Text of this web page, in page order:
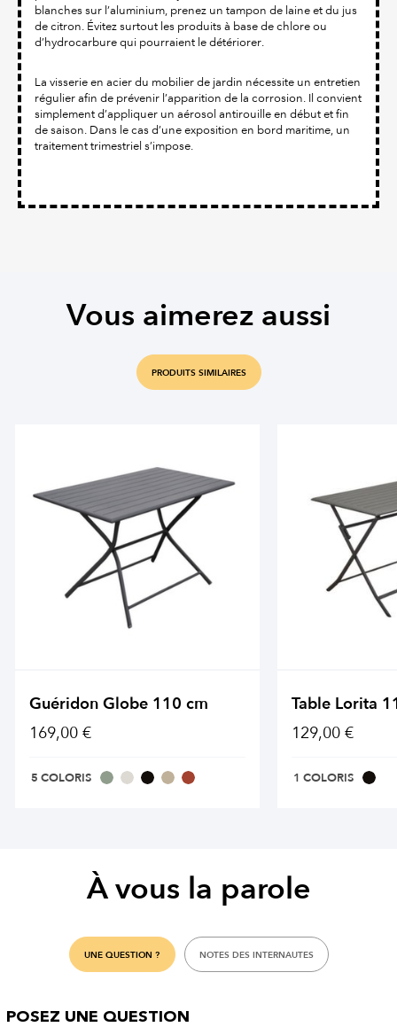
blanches sur l’aluminium, prenez un tampon de laine et du jus
de citron. Évitez surtout les produits à base de chlore ou
d’hydrocarbure qui pourraient le détériorer.
La visserie en acier du mobilier de jardin nécessite un entretien
régulier afin de prévenir l’apparition de la corrosion. Il convient
simplement d’appliquer un aérosol antirouille en début et fin
de saison. Dans le cas d’une exposition en bord maritime, un
traitement trimestriel s’impose.
Vous aimerez aussi
PRODUITS SIMILAIRES
Guéridon Globe 110 cm
169,00 €
5 COLORIS
Table Lorita
129,00 €
1 COLORIS
À vous la parole
UNE QUESTION ? NOTES DES INTERNAUTES
POSEZ UNE QUESTION